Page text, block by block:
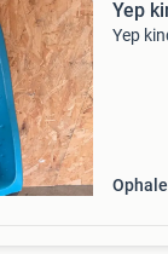
Yep
Yep